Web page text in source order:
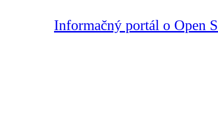
Informačný portál o Open